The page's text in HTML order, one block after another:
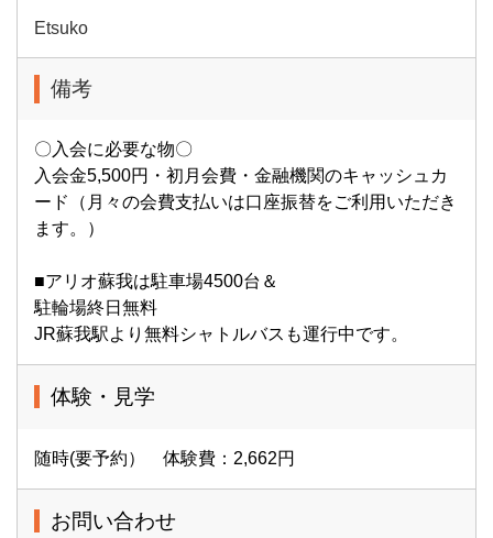
Etsuko
備考
〇入会に必要な物〇
入会金5,500円・初月会費・金融機関のキャッシュカ
ード（月々の会費支払いは口座振替をご利用いただき
ます。）
■アリオ蘇我は駐車場4500台＆
駐輪場終日無料
JR蘇我駅より無料シャトルバスも運行中です。
体験・見学
随時(要予約） 体験費：2,662円
お問い合わせ